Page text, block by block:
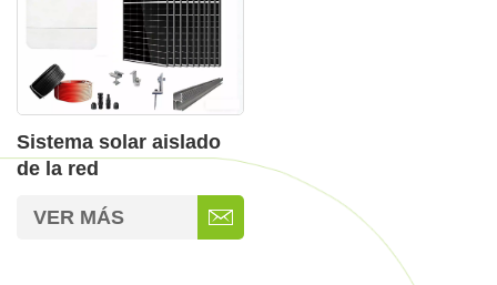
Sistema solar aislado
de la red
VER MÁS